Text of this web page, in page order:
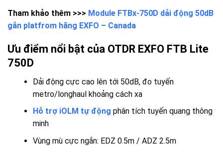
Tham khảo thêm >>> Module FTBx-750D dải động 50dB
gắn platfrom hãng EXFO – Canada
Ưu điểm nổi bật của OTDR EXFO FTB Lite
750D
Dải động cực cao lên tới 50dB, đo tuyến
metro/longhaul khoảng cách xa
Hỗ trợ iOLM tự động phân tích tuyến quang thông
minh
Vùng mù cực ngắn: EDZ 0.5m / ADZ 2.5m